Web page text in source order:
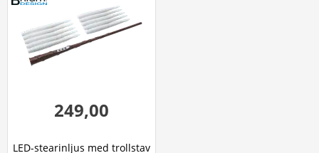
249,00
LED-stearinljus med trollstav